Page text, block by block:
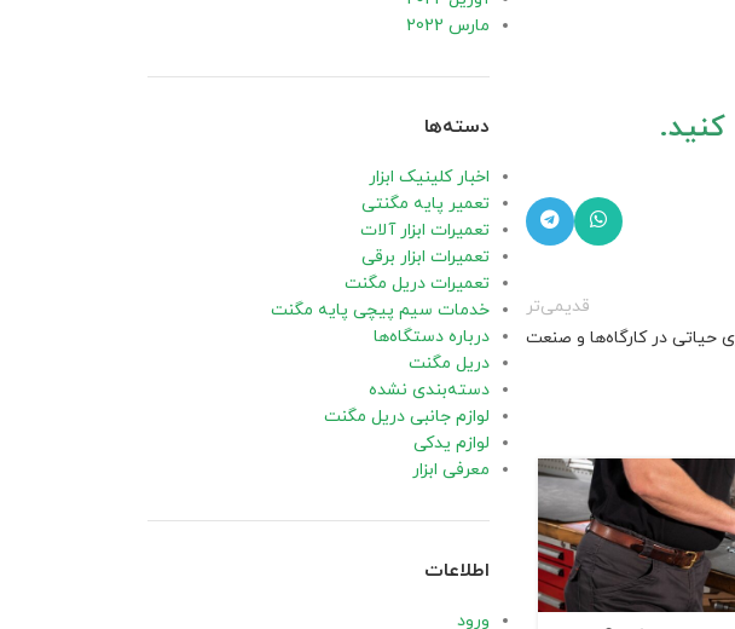
قدیمی‌تر
حیاتی در کارگاه‌ها و صنعت
جولای
مارس 2022
دسته‌ها
اخبار کلینیک ابزار
تعمیر پایه مگنتی
تعمیرات ابزار آلات
تعمیرات ابزار برقی
تعمیرات دریل مگنت
خدمات سیم پیچی پایه مگنت
درباره دستگاه‌ها
دریل مگنت
دسته‌بندی نشده
لوازم جانبی دریل مگنت
لوازم یدکی
معرفی ابزار
اطلاعات
ورود